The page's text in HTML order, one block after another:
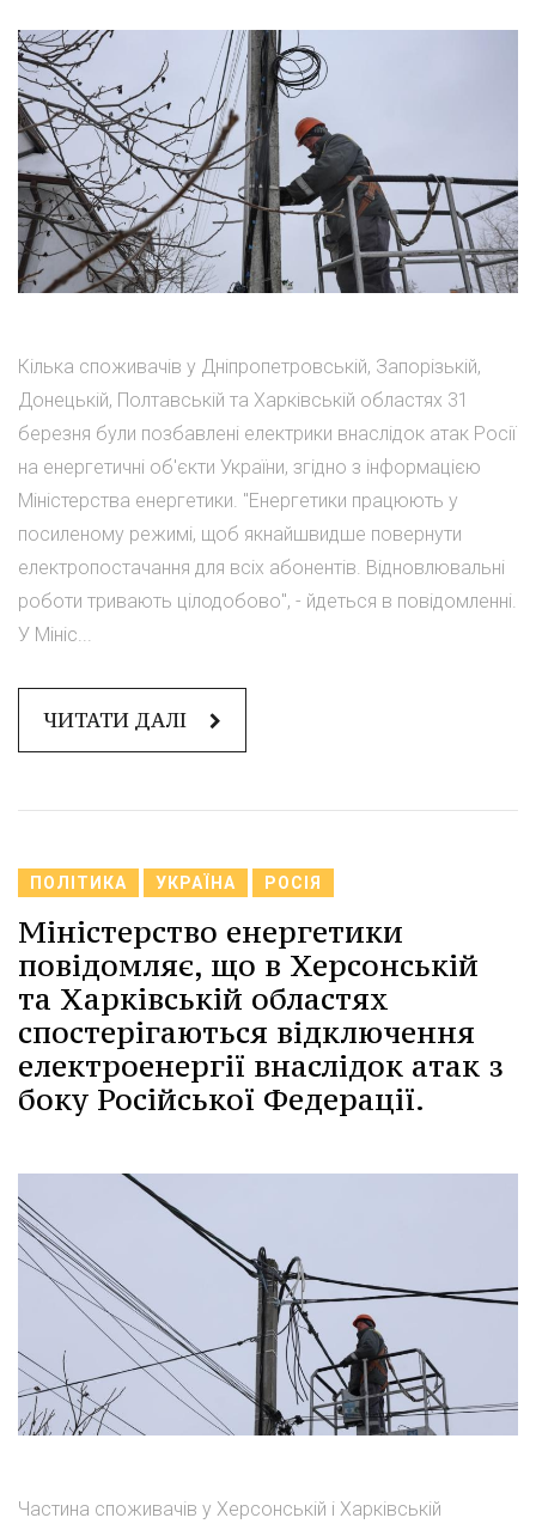
Кілька споживачів у Дніпропетровській, Запорізькій,
Донецькій, Полтавській та Харківській областях 31
березня були позбавлені електрики внаслідок атак Росії
на енергетичні об'єкти України, згідно з інформацією
Міністерства енергетики. "Енергетики працюють у
посиленому режимі, щоб якнайшвидше повернути
електропостачання для всіх абонентів. Відновлювальні
роботи тривають цілодобово", - йдеться в повідомленні.
У Мініс...
ЧИТАТИ ДАЛІ
ПОЛІТИКА УКРАЇНА РОСІЯ
Міністерство енергетики
повідомляє, що в Херсонській
та Харківській областях
спостерігаються відключення
електроенергії внаслідок атак з
боку Російської Федерації.
Частина споживачів у Херсонській і Харківській